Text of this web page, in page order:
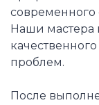
современного
Наши мастера
проблем.
После